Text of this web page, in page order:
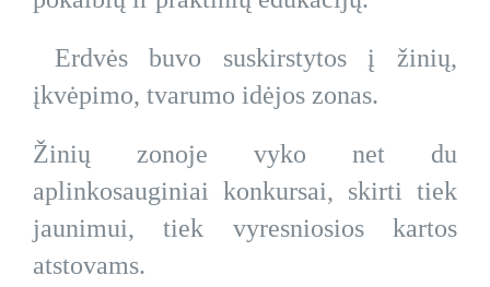
Erdvės buvo suskirstytos į žinių,
įkvėpimo, tvarumo idėjos zonas.
Žinių zonoje vyko net du
aplinkosauginiai konkursai, skirti tiek
jaunimui, tiek vyresniosios kartos
atstovams.